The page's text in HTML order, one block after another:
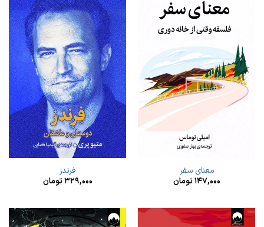
معنای سفر
۱۴۷,۰۰۰تومان
فرندز
۳۲۹,۰۰۰تومان